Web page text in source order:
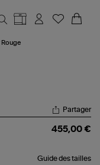
Partager
455,00 €
Guide des tailles